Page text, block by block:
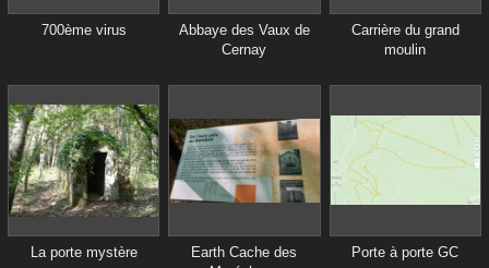
700ème virus
Abbaye des Vaux de
Cernay
Carrière du grand
moulin
La porte mystère
Earth Cache des
Porte à porte GC